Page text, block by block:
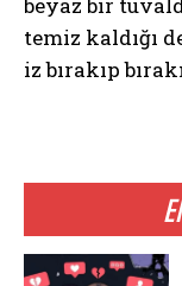
temiz kaldığı
iz bırakıp